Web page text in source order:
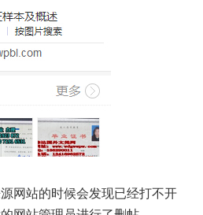
网站的时候会发现已经打不开